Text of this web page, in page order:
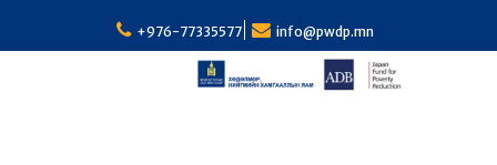
i
+976-77335577 info@pwdp.mn